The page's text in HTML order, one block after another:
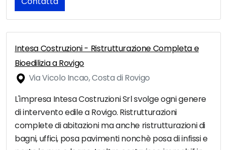
Intesa Costruzioni - Ristrutturazione Completa e
Bioedilizia a Rovigo
Via Vicolo Incao, Costa di Rovigo
L'impresa Intesa Costruzioni Srl svolge ogni genere
di intervento edile a Rovigo. Ristrutturazioni
complete di abitazioni ma anche ristrutturazioni di
bagni, uffici, posa pavimenti nonchè posa di infissi e